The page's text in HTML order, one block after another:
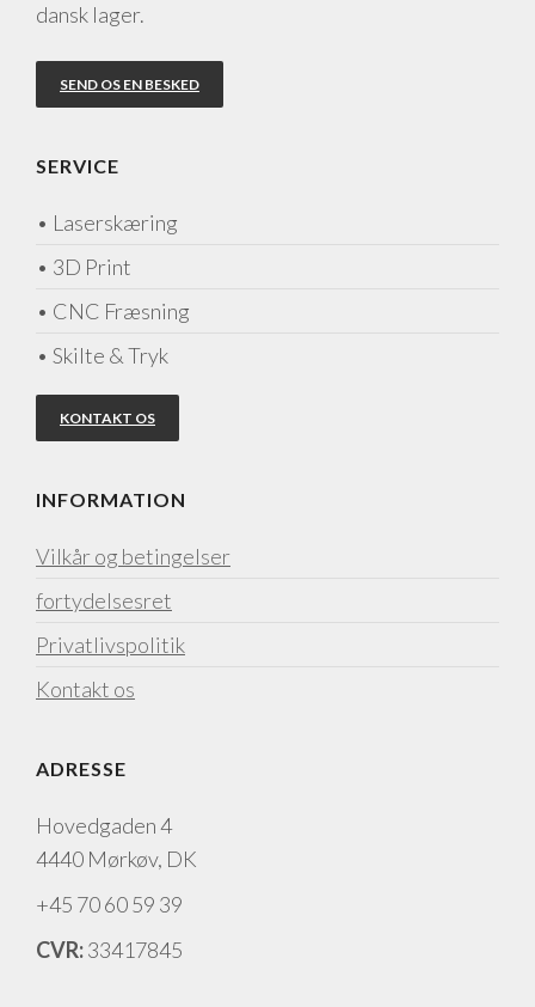
dansk lager.
SEND OS EN BESKED
SERVICE
• Laserskæring
• 3D Print
• CNC Fræsning
• Skilte & Tryk
KONTAKT OS
INFORMATION
Vilkår og betingelser
fortydelsesret
Privatlivspolitik
Kontakt os
ADRESSE
Hovedgaden 4
4440 Mørkøv, DK
+45 70 60 59 39
CVR:33417845